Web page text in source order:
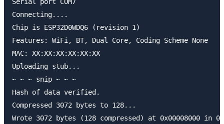
Connecting....
Chip is ESP32D0WDQ6 (revision 1)
Features: WiFi, BT, Dual Core, Coding Scheme None
MAC: XX:XX:XX:XX:XX:XX
Uploading stub...
~ ~ ~ snip ~ ~ ~
Hash of data verified.
Compressed 3072 bytes to 128...
Wrote 3072 bytes (128 compressed) at 0x00008000